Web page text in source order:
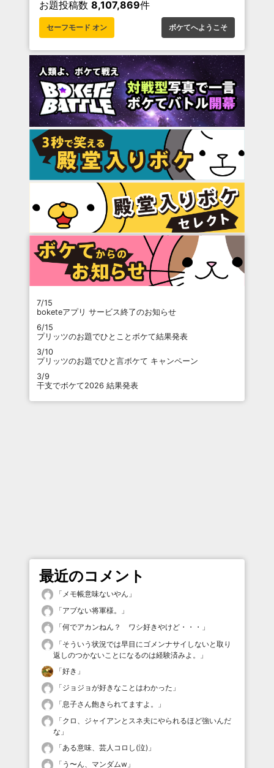
お題投稿数 8,107,869件
セーフモード オン ボケてへようこそ
7/15
boketeアプリ サービス終了のお知らせ
6/15
プリッツのお題でひとことボケて結果発表
3/10
プリッツのお題でひと言ボケて キャンペーン
3/9
干支でボケて2026 結果発表
最近のコメント
「 メモ帳意味ないやん 」
「アブない将軍様。
」
「何でアカンねん？ ワシ好きやけど・・・ 」
「そういう状況では早目にゴメンナサイしないと取り
返しのつかないことになるのは経験済みよ。
」
「好き 」
「ジョジョが好きなことはわかった 」
「息子さん飽きられてますよ。
」
「クロ、ジャイアンとスネ夫にやられるほど強いんだ
な 」
「ある意味、芸人コロし(泣) 」
「 う〜ん、マンダムw 」